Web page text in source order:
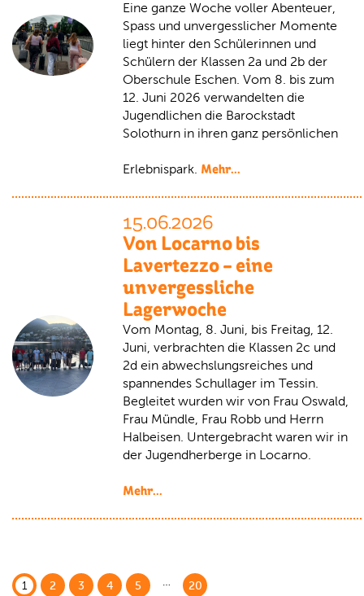
Eine ganze Woche voller Abenteuer,
Spass und unvergesslicher Momente
liegt hinter den Schülerinnen und
Schülern der Klassen 2a und 2b der
Oberschule Eschen. Vom 8. bis zum
12. Juni 2026 verwandelten die
Jugendlichen die Barockstadt
Solothurn in ihren ganz persönlichen
Erlebnispark. Mehr...
15.06.2026
Von Locarno bis
Lavertezzo – eine
unvergessliche
Lagerwoche
Vom Montag, 8. Juni, bis Freitag, 12.
Juni, verbrachten die Klassen 2c und
2d ein abwechslungsreiches und
spannendes Schullager im Tessin.
Begleitet wurden wir von Frau Oswald,
Frau Mündle, Frau Robb und Herrn
Halbeisen. Untergebracht waren wir in
der Jugendherberge in Locarno.
Mehr...
1 2 3 4 5 20